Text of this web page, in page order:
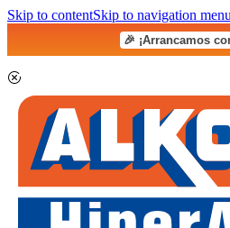
Skip to contentSkip to navigation menu
🎉 ¡Arrancamos